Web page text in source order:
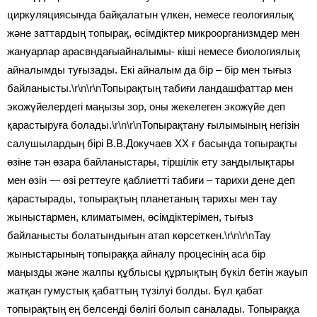
циркуляциясында байқалатын үлкен, немесе геологиялық
және заттардың топырақ, өсімдіктер микроорганизмдер мен
жануарлар арасвндағыайналымы- кіші немесе биологиялық
айналымды туғызады. Екі айналым да бір – бір мен тығыз
байланысты.\r\n\r\nТопырақтың табиғи ландашфаттар мен
экожүйелердегі маңызы зор, оны жекелеген экожүйе деп
қарастыруға болады.\r\n\r\nТопырақтану ғылымының негізін
салушылардың бірі В.В.Докучаев ХХ ғ басында топырақты
өзіне тән өзара байланыстары, тіршілік ету заңдылықтары
мен өзін — өзі реттеуге қаблиетті табиғи – тарихи дене деп
қарастырады, топырақтың планетаның тарихы мен тау
жыныстармен, климатымен, өсімдіктерімен, тығыз
байланысты болатындығын атап көрсеткен.\r\n\r\nТау
жыныстарының топыраққа айналу процесінің аса бір
маңызды және жалпы құблысы құрлықтың бүкіл бетін жауып
жатқан гумустық қабаттың түзілуі болды. Бүл қабат
топырақтың ең белсенді бөлігі болып саналады. Топыраққа